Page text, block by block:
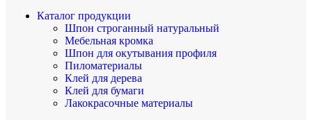
Каталог продукции
Шпон строганный натуральный
Мебельная кромка
Шпон для окутывания профиля
Пиломатериалы
Клей для дерева
Клей для бумаги
Лакокрасочные материалы